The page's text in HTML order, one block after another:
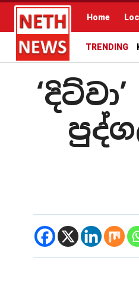
Home
TRENDING